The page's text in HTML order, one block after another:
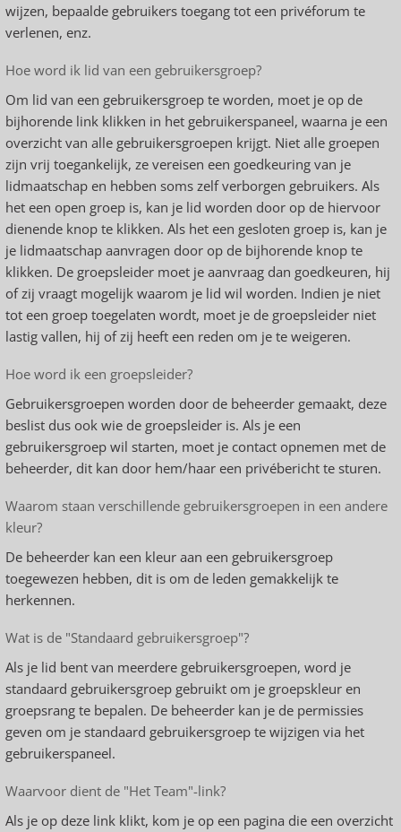
wijzen, bepaalde gebruikers toegang tot een privéforum te
verlenen, enz.
Hoe word ik lid van een gebruikersgroep?
Om lid van een gebruikersgroep te worden, moet je op de
bijhorende link klikken in het gebruikerspaneel, waarna je een
overzicht van alle gebruikersgroepen krijgt. Niet alle groepen
zijn vrij toegankelijk, ze vereisen een goedkeuring van je
lidmaatschap en hebben soms zelf verborgen gebruikers. Als
het een open groep is, kan je lid worden door op de hiervoor
dienende knop te klikken. Als het een gesloten groep is, kan je
je lidmaatschap aanvragen door op de bijhorende knop te
klikken. De groepsleider moet je aanvraag dan goedkeuren, hij
of zij vraagt mogelijk waarom je lid wil worden. Indien je niet
tot een groep toegelaten wordt, moet je de groepsleider niet
lastig vallen, hij of zij heeft een reden om je te weigeren.
Hoe word ik een groepsleider?
Gebruikersgroepen worden door de beheerder gemaakt, deze
beslist dus ook wie de groepsleider is. Als je een
gebruikersgroep wil starten, moet je contact opnemen met de
beheerder, dit kan door hem/haar een privébericht te sturen.
Waarom staan verschillende gebruikersgroepen in een andere
kleur?
De beheerder kan een kleur aan een gebruikersgroep
toegewezen hebben, dit is om de leden gemakkelijk te
herkennen.
Wat is de "Standaard gebruikersgroep"?
Als je lid bent van meerdere gebruikersgroepen, word je
standaard gebruikersgroep gebruikt om je groepskleur en
groepsrang te bepalen. De beheerder kan je de permissies
geven om je standaard gebruikersgroep te wijzigen via het
gebruikerspaneel.
Waarvoor dient de "Het Team"-link?
Als je op deze link klikt, kom je op een pagina die een overzicht